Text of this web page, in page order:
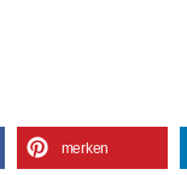
merken